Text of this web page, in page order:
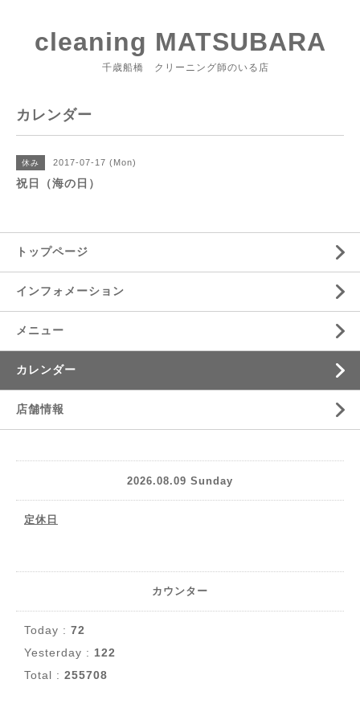
cleaning MATSUBARA
千歳船橋 クリーニング師のいる店
カレンダー
休み 2017-07-17 (Mon)
祝日（海の日）
トップページ
インフォメーション
メニュー
カレンダー
店舗情報
2026.08.09 Sunday
定休日
カウンター
Today : 72
Yesterday : 122
Total : 255708